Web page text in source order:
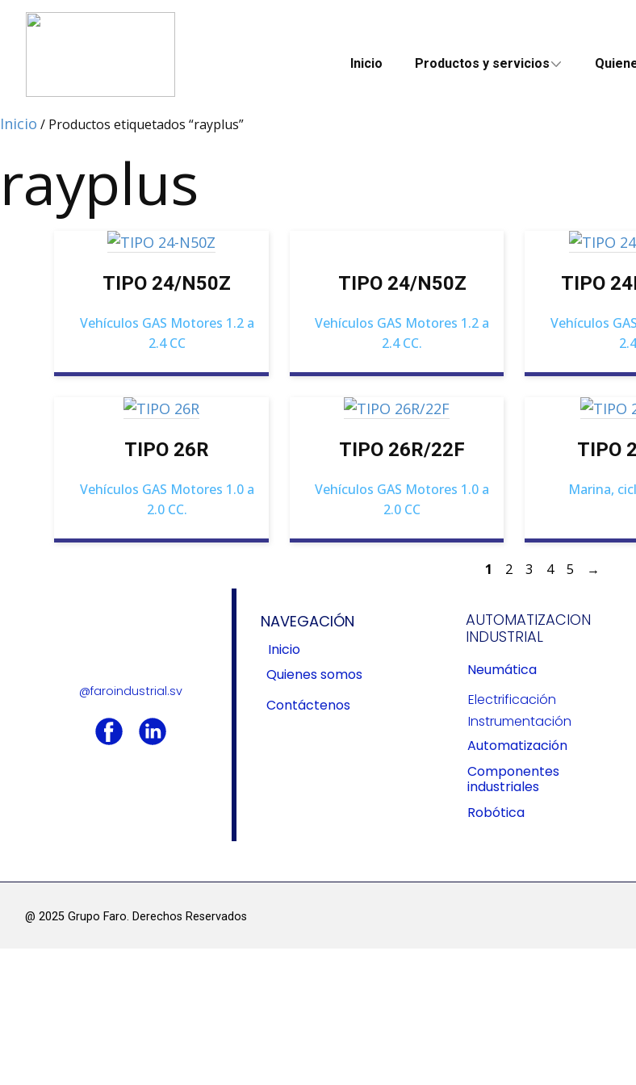
Inicio Productos y servicios
Inicio / Productos etiquetados “rayplus”
rayplus
TIPO 24/N50Z
Vehículos GAS Motores 1.2 a
2.4 CC
TIPO 24/N50Z
Vehículos GAS Motores 1.2 a
2.4 CC.
TIPO
Vehículos
TIPO 26R
Vehículos GAS Motores 1.0 a
2.0 CC.
TIPO 26R/22F
Vehículos GAS Motores 1.0 a
2.0 CC
TIPO
Marina,
1 2 3 4 5 →
@faroindustrial.sv
NAVEGACIÓN
Inicio
Quienes somos
Contáctenos
AUTOMATIZACION
INDUSTRIAL
Neumática
Electrificación
Instrumentación
Automatización
Componentes
industriales
Robótica
@ 2025 Grupo Faro. Derechos Res​ervados